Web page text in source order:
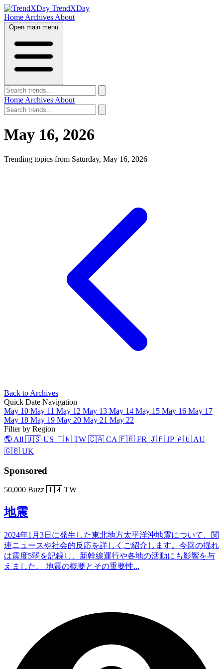
TrendXDay
Home Archives About
Open main menu
Home Archives About
May 16, 2026
Trending topics from Saturday, May 16, 2026
Back to Archives
Quick Date Navigation
May 10 May 11 May 12 May 13 May 14 May 15 May 16 May 17
May 18 May 19 May 20 May 21 May 22
Filter by Region
🌎 All 🇺🇸 US 🇹🇼 TW 🇨🇦 CA 🇫🇷 FR 🇯🇵 JP🇦🇺 AU
🇬🇧 UK
Sponsored
50,000 Buzz 🇹🇼 TW
地震
2024年1月3日に発生した東北地方太平洋沖地震について、関
連ニュースや社会的反応を詳しくご紹介します。今回の揺れ
は震度5弱を記録し、新幹線運行や各地の活動にも影響を与
えました。 地震の概要とその重要性...